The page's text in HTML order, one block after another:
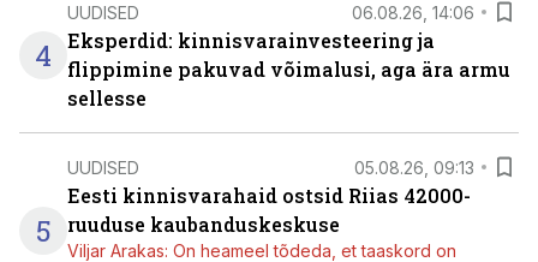
4
UUDISED 06.08.26, 14:06
Eksperdid: kinnisvarainvesteering ja
flippimine pakuvad võimalusi, aga ära armu
sellesse
5
UUDISED 05.08.26, 09:13
Eesti kinnisvarahaid ostsid Riias 42000-
ruuduse kaubanduskeskuse
Viljar Arakas: On heameel tõdeda, et taaskord on